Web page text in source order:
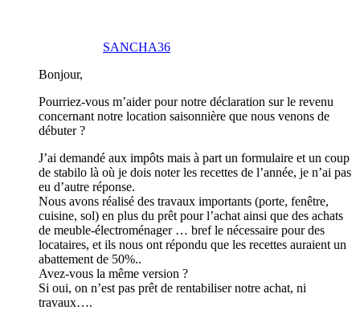
SANCHA36
Bonjour,
Pourriez-vous m’aider pour notre déclaration sur le revenu
concernant notre location saisonnière que nous venons de
débuter ?
J’ai demandé aux impôts mais à part un formulaire et un coup
de stabilo là où je dois noter les recettes de l’année, je n’ai pas
eu d’autre réponse.
Nous avons réalisé des travaux importants (porte, fenêtre,
cuisine, sol) en plus du prêt pour l’achat ainsi que des achats
de meuble-électroménager … bref le nécessaire pour des
locataires, et ils nous ont répondu que les recettes auraient un
abattement de 50%..
Avez-vous la même version ?
Si oui, on n’est pas prêt de rentabiliser notre achat, ni
travaux….